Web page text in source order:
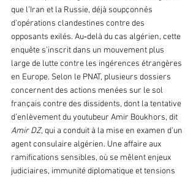
que l’Iran et la Russie, déjà soupçonnés
d’opérations clandestines contre des
opposants exilés. Au‑delà du cas algérien, cette
enquête s’inscrit dans un mouvement plus
large de lutte contre les ingérences étrangères
en Europe. Selon le PNAT, plusieurs dossiers
concernent des actions menées sur le sol
français contre des dissidents, dont la tentative
d’enlèvement du youtubeur Amir Boukhors, dit
Amir DZ, qui a conduit à la mise en examen d’un
agent consulaire algérien. Une affaire aux
ramifications sensibles, où se mêlent enjeux
judiciaires, immunité diplomatique et tensions